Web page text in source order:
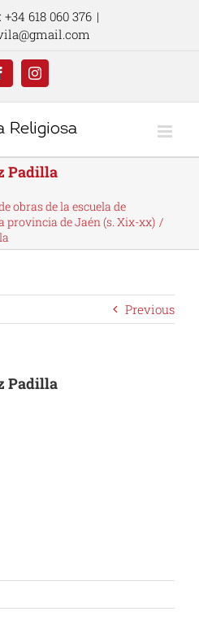
618 060 376 |
Instagram
Padilla
obras de la escuela de
provincia de Jaén (s. Xix-xx)
Previous
Padilla